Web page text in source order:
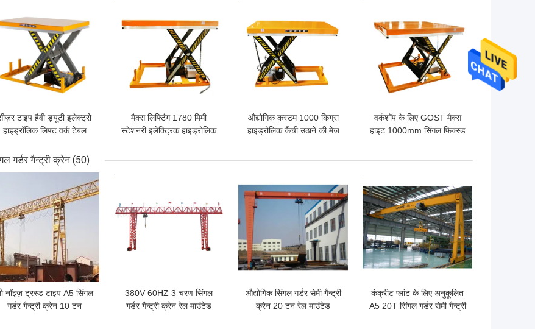
टाइप हैवी ड्यूटी इलेक्ट्रो
हाइड्रॉलिक लिफ्ट वर्क टेबल
मैक्स लिफ्टिंग 1780 मिमी
स्टेशनरी इलेक्ट्रिक हाइड्रोलिक
औद्योगिक कस्टम 1000 किग्रा
हाइड्रोलिक कैंची उठाने की मेज
वर्कशॉप के लिए GOST मैक्स
हाइट 1000mm सिंगल फिक्स्ड
गर्डर गैन्ट्री क्रेन (50)
नॉइज़ ट्रस्ड टाइप A5 सिंगल
गर्डर गैन्ट्री क्रेन 10 टन
380V 60HZ 3 चरण सिंगल
गर्डर गैन्ट्री क्रेन रेल माउंटेड
औद्योगिक सिंगल गर्डर सेमी गैन्ट्री
क्रेन 20 टन रेल माउंटेड
कंक्रीट प्लांट के लिए अनुकूलित
A5 20T सिंगल गर्डर सेमी गैन्ट्री